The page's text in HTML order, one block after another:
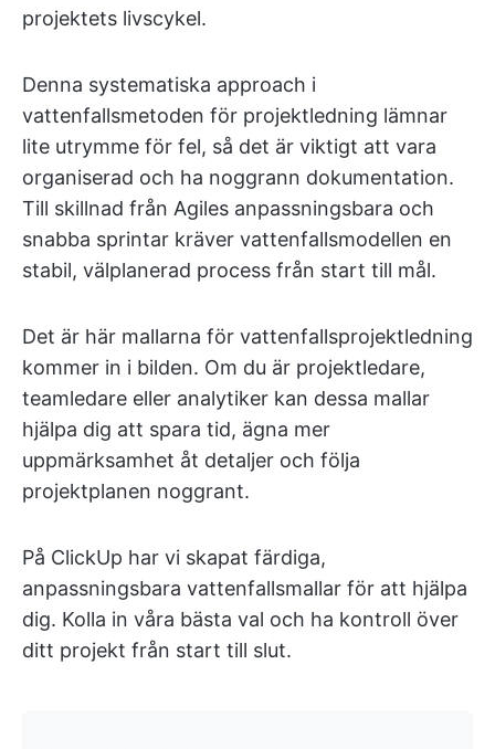
projektets livscykel.
Denna systematiska approach i
vattenfallsmetoden för projektledning lämnar
lite utrymme för fel, så det är viktigt att vara
organiserad och ha noggrann dokumentation.
Till skillnad från Agiles anpassningsbara och
snabba sprintar kräver vattenfallsmodellen en
stabil, välplanerad process från start till mål.
Det är här mallarna för vattenfallsprojektledning
kommer in i bilden. Om du är projektledare,
teamledare eller analytiker kan dessa mallar
hjälpa dig att spara tid, ägna mer
uppmärksamhet åt detaljer och följa
projektplanen noggrant.
På ClickUp har vi skapat färdiga,
anpassningsbara vattenfallsmallar för att hjälpa
dig. Kolla in våra bästa val och ha kontroll över
ditt projekt från start till slut.